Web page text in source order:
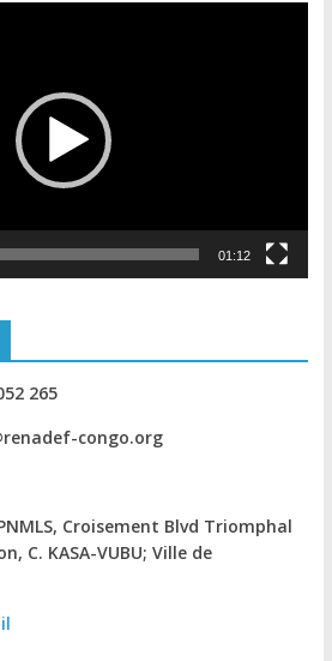
01:12
265
congo.org
Croisement Blvd Triomphal
C. KASA-VUBU; Ville de